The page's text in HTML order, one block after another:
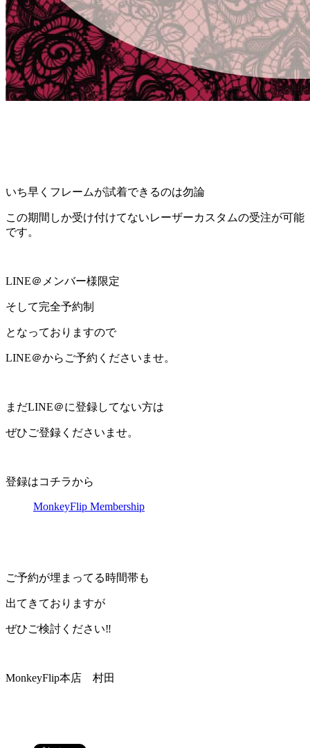
いち早くフレームが試着できるのは勿論
この期間しか受け付けてないレーザーカスタムの受注が可能
です。
LINE＠メンバー様限定
そして完全予約制
となっておりますので
LINE＠からご予約くださいませ。
まだLINE＠に登録してない方は
ぜひご登録くださいませ。
登録はコチラから
MonkeyFlip Membership
ご予約が埋まってる時間帯も
出てきておりますが
ぜひご検討ください‼
MonkeyFlip本店 村田